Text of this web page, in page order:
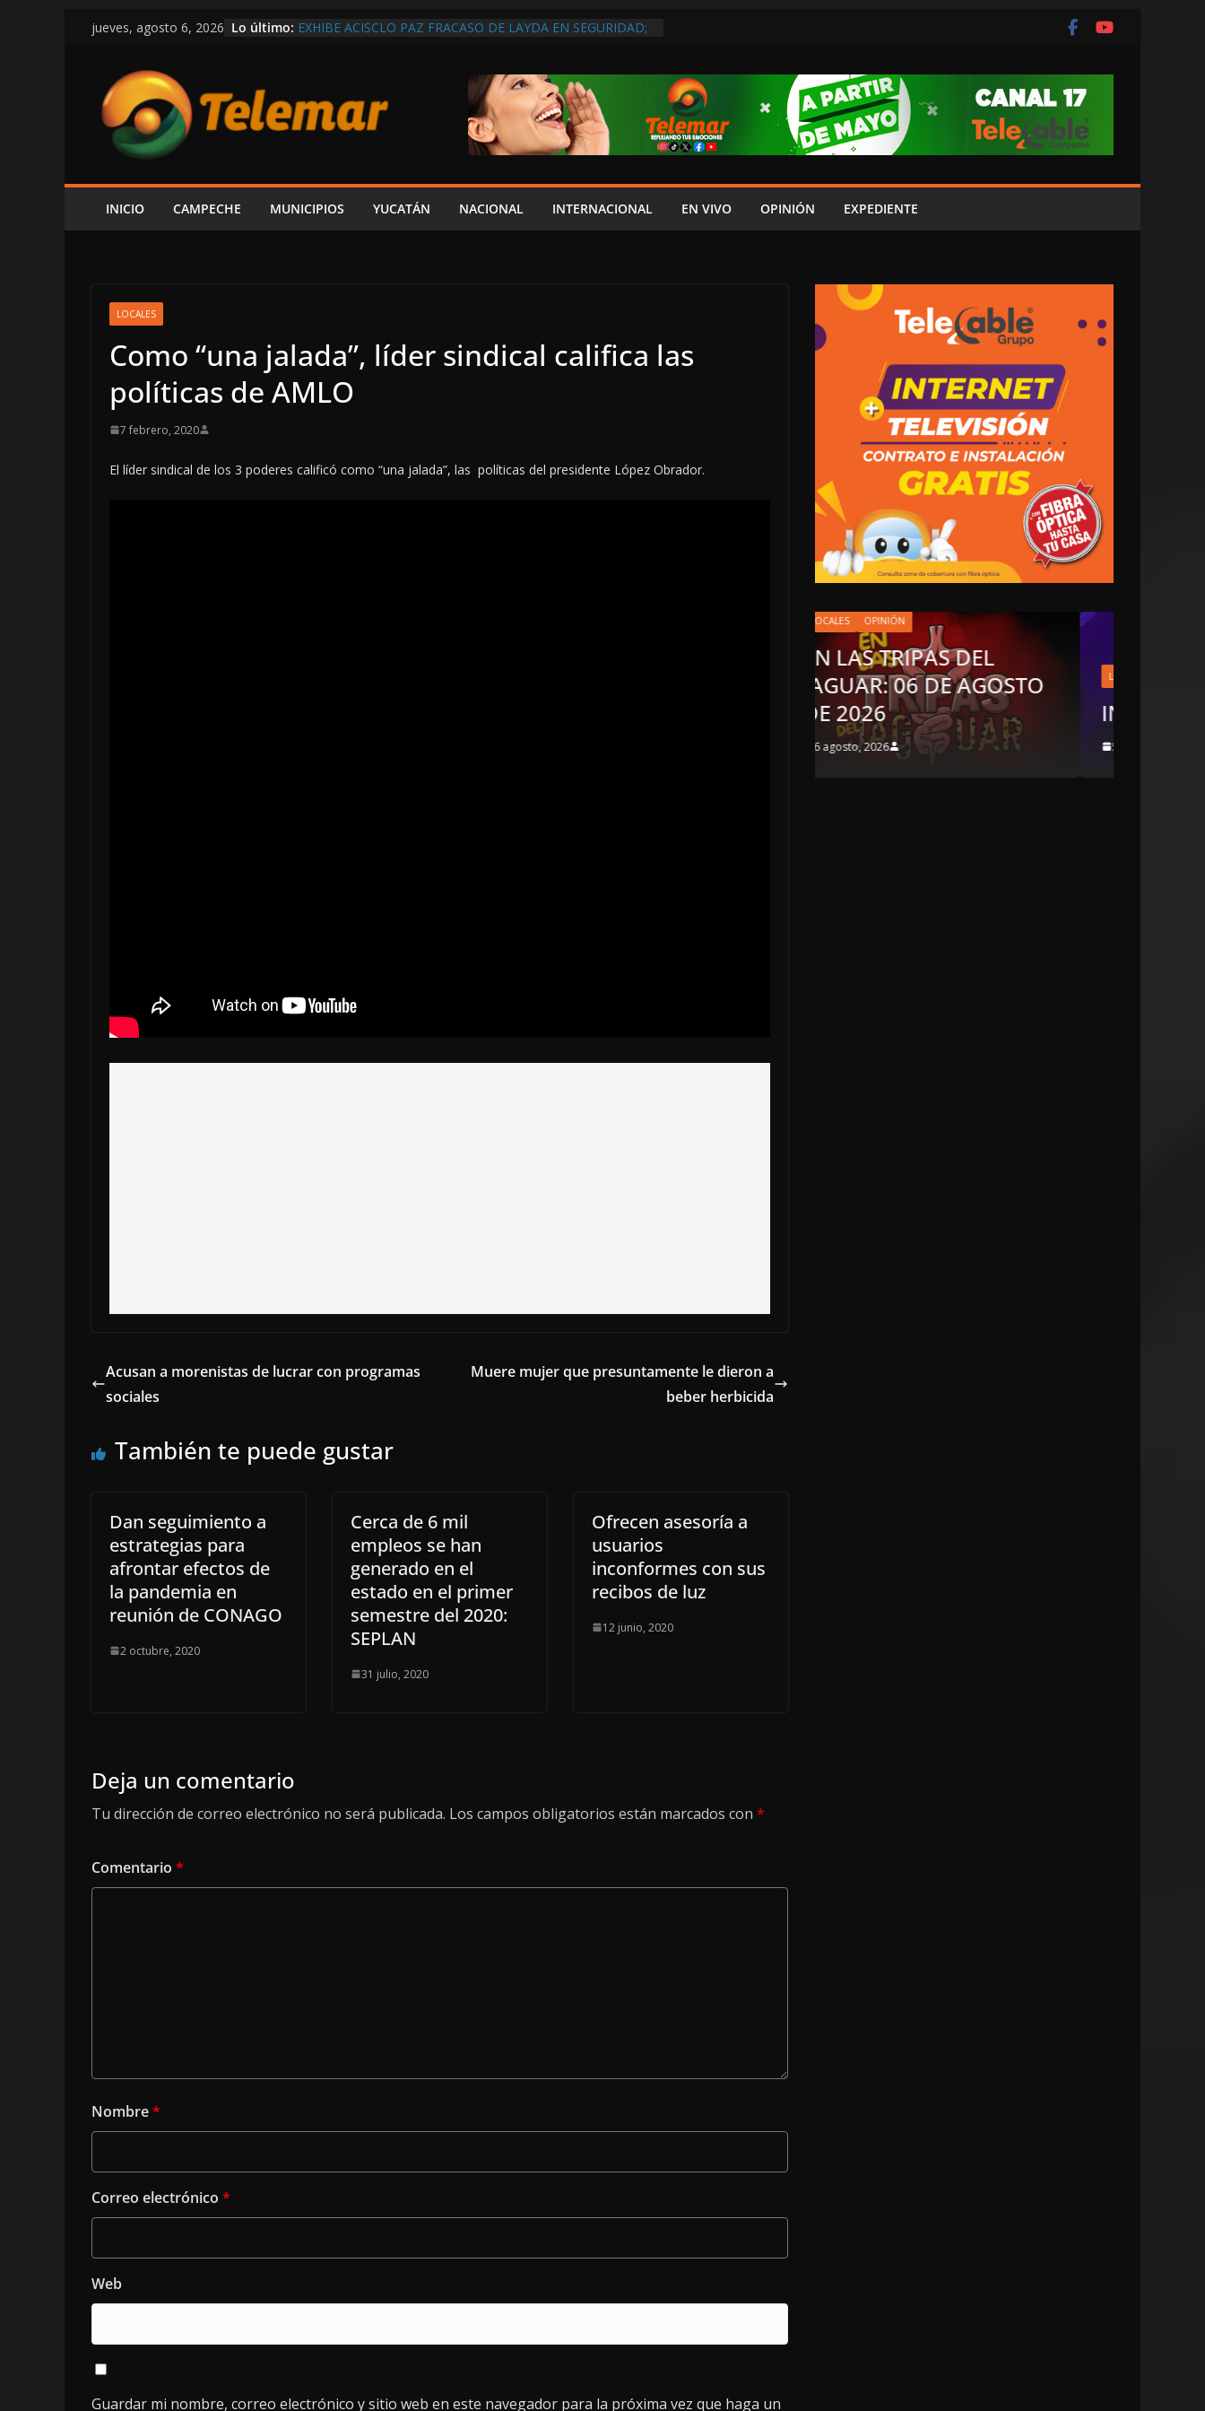
Saltar
contenido
jueves, agosto 6, 2026 Lo último: EXHIBE ACISCLO PAZ FRACASO DE LAYDA EN SEGURIDAD;
SHCP DERRUMBA DISCURSO DE LAYDA AL REVELAR QUE
CAMPECHE REGISTRA LA PEOR CAÍDA DE
PARTICIPACIONES DEL PAÍS, POR PÉSIMA RECAUDACIÓN
DEL ISR
SOSPECHAS DE INFLUENCIAS POLÍTICAS EN
¿PAPÁ INCAPACITADO ASUME CULPA DEL HIJO?
CAEN DOS ÁRBOLES SOBRE LA CARRETERA LIBRE
INICIO CAMPECHE MUNICIPIOS YUCATÁN NACIONAL INTERNACIONAL EN VIVO OPINIÓN EXPEDIENTE
LOCALES
Como “una jalada”, líder sindical califica las
políticas de AMLO
7 febrero, 2020
El líder sindical de los 3 poderes calificó como “una jalada”, las políticas del presidente López Obrador.
Acusan a morenistas de lucrar con programas
sociales
Muere mujer que presuntamente le dieron a
beber herbicida
También te puede gustar
Dan seguimiento a
estrategias para
afrontar efectos de
la pandemia en
reunión de CONAGO
2 octubre, 2020
Cerca de 6 mil
empleos se han
generado en el
estado en el primer
semestre del 2020:
SEPLAN
31 julio, 2020
Ofrecen asesoría a
usuarios
inconformes con sus
recibos de luz
12 junio, 2020
Deja un comentario
Tu dirección de correo electrónico no será publicada. Los campos obligatorios están marcados con *
Comentario *
Nombre*
Correo electrónico *
Web
Guardar mi nombre, correo electrónico y sitio web en este navegador para la próxima vez que haga un
JAGUAR: 06 DE AGOSTO
LOCALES OPINIÓN
INCANSABLE ACOSO
5 agosto, 2026